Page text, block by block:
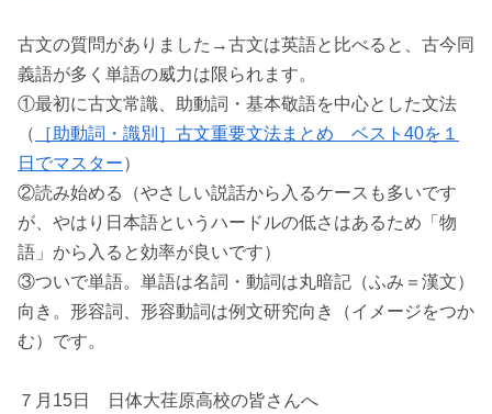
古文の質問がありました→古文は英語と比べると、古今同
義語が多く単語の威力は限られます。
①最初に古文常識、助動詞・基本敬語を中心とした文法
（
［助動詞・識別］古文重要文法まとめ ベスト40を１
日でマスター）
②読み始める（やさしい説話から入るケースも多いです
が、やはり日本語というハードルの低さはあるため「物
語」から入ると効率が良いです）
③ついで単語。単語は名詞・動詞は丸暗記（ふみ＝漢文）
向き。形容詞、形容動詞は例文研究向き（イメージをつか
む）です。
７月15日 日体大荏原高校の皆さんへ